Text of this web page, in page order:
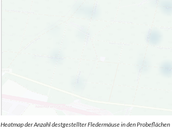
Heatmap der Anzahl destgestellter Fledermäuse in den Probeflächen